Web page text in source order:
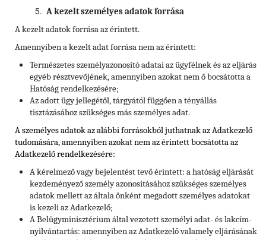
A kezelt személyes adatok forrása
A kezelt adatok forrása az érintett.
Amennyiben a kezelt adat forrása nem az érintett:
Természetes személyazonosító adatai az ügyfélnek és az eljárás
egyéb résztvevőjének, amennyiben azokat nem ő bocsátotta a
Hatóság rendelkezésére;
Az adott ügy jellegétől, tárgyától függően a tényállás
tisztázásához szükséges más személyes adat.
A személyes adatok az alábbi forrásokból juthatnak az Adatkezelő
tudomására, amennyiben azokat nem az érintett bocsátotta az
Adatkezelő rendelkezésére:
A kérelmező vagy bejelentést tevő érintett: a hatóság eljárását
kezdeményező személy azonosításához szükséges személyes
adatok mellett az általa önként megadott személyes adatokat
is kezeli az Adatkezelő;
A Belügyminisztérium által vezetett személyi adat- és lakcím-
nyilvántartás: amennyiben az Adatkezelő valamely eljárásának